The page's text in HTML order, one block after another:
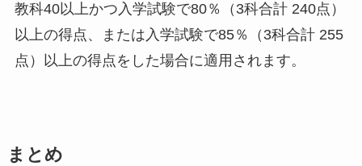
教科40以上かつ入学試験で80％（3科合計 240点）
以上の得点、または入学試験で85％（3科合計 255
点）以上の得点をした場合に適用されます。
まとめ